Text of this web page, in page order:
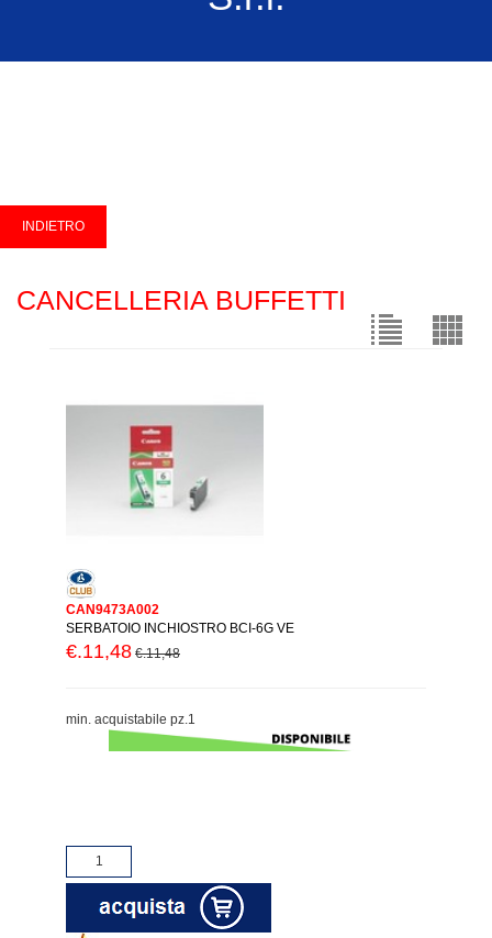
CANCELLERIA BUFFETTI
CAN9473A002
SERBATOIO INCHIOSTRO BCI-6G VE
€.11,48 €.11,48
min. acquistabile pz.1